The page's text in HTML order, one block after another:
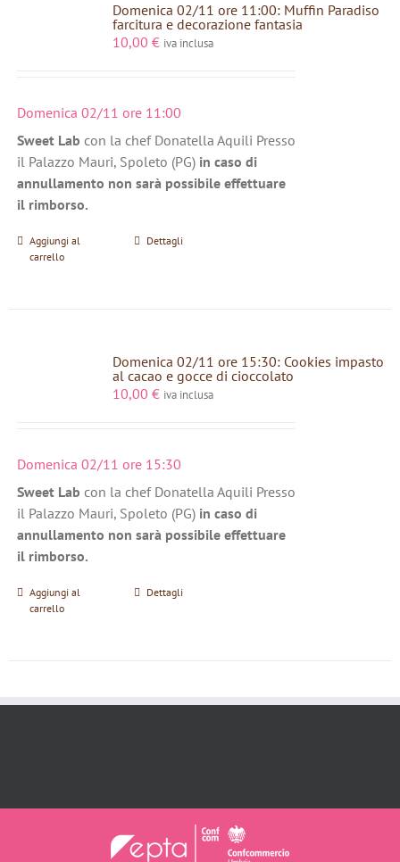
Domenica 02/11 ore 11:00: Muffin Paradiso
farcitura e decorazione fantasia
10,00 € iva inclusa
Domenica 02/11 ore 11:00
Sweet Lab con la chef Donatella Aquili Presso
il Palazzo Mauri, Spoleto (PG) in caso di
annullamento non sarà possibile effettuare
il rimborso.
Aggiungi al
carrello
Dettagli
Domenica 02/11 ore 15:30: Cookies impasto
al cacao e gocce di cioccolato
10,00 € iva inclusa
Domenica 02/11 ore 15:30
Sweet Lab con la chef Donatella Aquili Presso
il Palazzo Mauri, Spoleto (PG) in caso di
annullamento non sarà possibile effettuare
il rimborso.
Aggiungi al
carrello
Dettagli